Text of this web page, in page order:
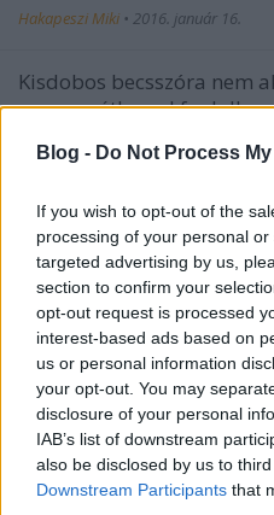
Blog - Do Not Process
If you wish to opt-out of the
processing of your personal
targeted advertising by us,
section to confirm your
opt-out request is processed
interest-based ads based on
us or personal information
your opt-out. You may
disclosure of your personal
IAB’s list of downstream
also be disclosed by us to
Downstream Participants that
Hakapeszi Miki • 2016. január 16.
Kisdobos becsszóra nem
szerencsétlennel
népbutítás, az
„mindenki hülye, csak én
tömören foglalja össze,
Senki se állítja le
agypusztító
Hakapeszi Miki•2015. augusztus 06.
A Norbi-jelenség nem
igényszintjét és átlagos
meg jobban bármely
látványosabban teszi ki